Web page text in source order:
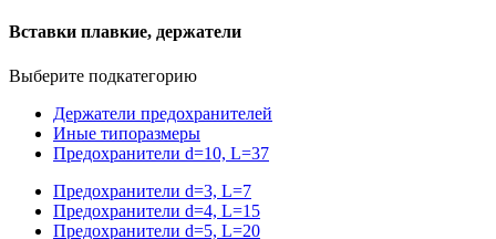
Вставки плавкие, держатели
Выберите подкатегорию
Держатели предохранителей
Иные типоразмеры
Предохранители d=10, L=37
Предохранители d=3, L=7
Предохранители d=4, L=15
Предохранители d=5, L=20